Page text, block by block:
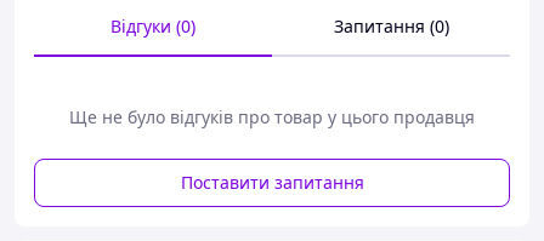
Спосіб встановлення: Гвинт
Матеріал: PC/ABS
Діаметр: 83 мм
Комплектація для монтажу: |1. Механізм.
2. Рамка (набирається із складових частин).
Відгуки (0) Запитання (0)
Ще не було відгуків про товар у цього продавця
Поставити запитання